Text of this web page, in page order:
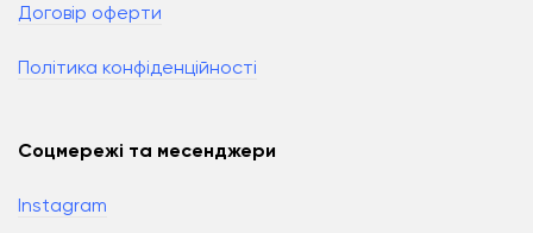
Договір оферти
Політика конфіденційності
Соцмережі та месенджери
Instagram